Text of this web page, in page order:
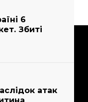
6
Збиті
атак
нашим